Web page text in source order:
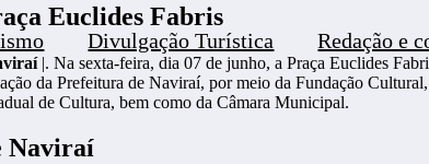
Divulgação Turística Redação e
Euclides Fabris
|. Na sexta-feira, dia 07 de junho, a Praça Euclides
da Prefeitura de Naviraí, por meio da Fundação
de Cultura, bem como da Câmara Municipal.
Naviraí